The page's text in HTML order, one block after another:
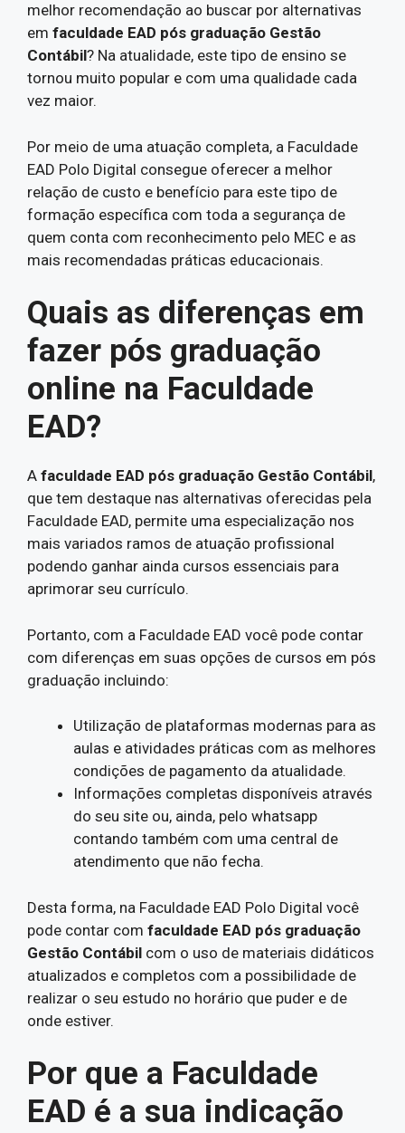
melhor recomendação ao buscar por alternativas
em faculdade EAD pós graduação Gestão
Contábil? Na atualidade, este tipo de ensino se
tornou muito popular e com uma qualidade cada
vez maior.
Por meio de uma atuação completa, a Faculdade
EAD Polo Digital consegue oferecer a melhor
relação de custo e benefício para este tipo de
formação específica com toda a segurança de
quem conta com reconhecimento pelo MEC e as
mais recomendadas práticas educacionais.
Quais as diferenças em
fazer pós graduação
online na Faculdade
EAD?
A faculdade EAD pós graduação Gestão Contábil,
que tem destaque nas alternativas oferecidas pela
Faculdade EAD, permite uma especialização nos
mais variados ramos de atuação profissional
podendo ganhar ainda cursos essenciais para
aprimorar seu currículo.
Portanto, com a Faculdade EAD você pode contar
com diferenças em suas opções de cursos em pós
graduação incluindo:
Utilização de plataformas modernas para as
aulas e atividades práticas com as melhores
condições de pagamento da atualidade.
Informações completas disponíveis através
do seu site ou, ainda, pelo whatsapp
contando também com uma central de
atendimento que não fecha.
Desta forma, na Faculdade EAD Polo Digital você
pode contar com faculdade EAD pós graduação
Gestão Contábil com o uso de materiais didáticos
atualizados e completos com a possibilidade de
realizar o seu estudo no horário que puder e de
onde estiver.
Por que a Faculdade
EAD é a sua indicação